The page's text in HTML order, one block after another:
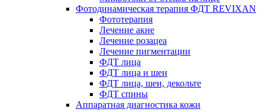
Фотодинамическая терапия ФДТ REVIXAN
Фототерапия
Лечение акне
Лечение розацеа
Лечение пигментации
ФДТ лица
ФДТ лица и шеи
ФДТ лица, шеи, декольте
ФДТ спины
Аппаратная диагностика кожи